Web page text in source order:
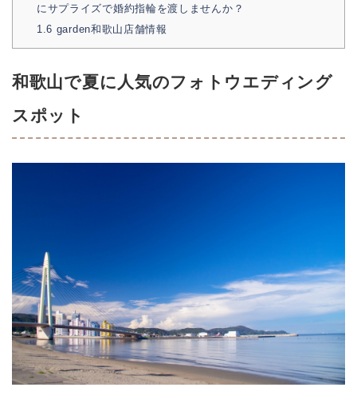
にサプライズで婚約指輪を渡しませんか？
1.6 garden和歌山店舗情報
和歌山で夏に人気のフォトウエディング
スポット